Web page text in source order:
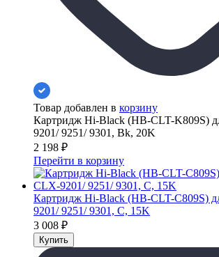
Товар добавлен в корзину
Картридж Hi-Black (HB-CLT-K809S)
9201/ 9251/ 9301, Bk, 20K
2 198 ₽
Перейти в корзину
Картридж Hi-Black (HB-CLT-C809S)
9201/ 9251/ 9301, C, 15K
3 008 ₽